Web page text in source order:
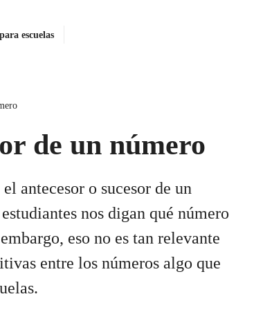
Servicios para escuelas
un número
de un
el antecesor o sucesor
nuestros estudiantes
o después de otro. Sin
como el establecer